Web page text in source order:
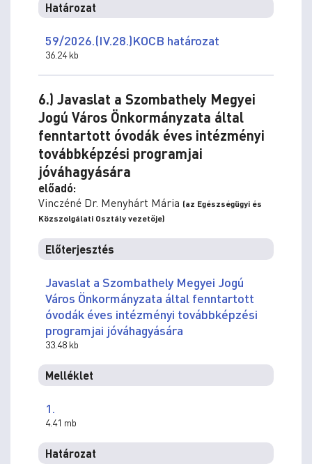
Határozat
59/2026.(IV.28.)KOCB határozat
36.24 kb
6.) Javaslat a Szombathely Megyei
Jogú Város Önkormányzata által
fenntartott óvodák éves intézményi
továbbképzési programjai
jóváhagyására
előadó:
Vinczéné Dr. Menyhárt Mária (az Egészségügyi és
Közszolgálati Osztály vezetője)
Előterjesztés
Javaslat a Szombathely Megyei Jogú
Város Önkormányzata által fenntartott
óvodák éves intézményi továbbképzési
programjai jóváhagyására
33.48 kb
Melléklet
1.
4.41 mb
Határozat